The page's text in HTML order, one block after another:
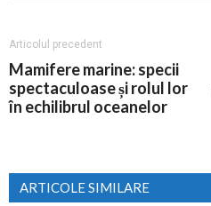
Articolul precedent
Mamifere marine: specii
spectaculoase și rolul lor
în echilibrul oceanelor
ARTICOLE SIMILARE